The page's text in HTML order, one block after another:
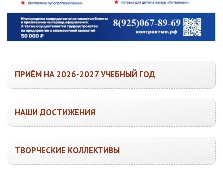
ПРИЁМ НА 2026-2027 УЧЕБНЫЙ ГОД
НАШИ ДОСТИЖЕНИЯ
ТВОРЧЕСКИЕ КОЛЛЕКТИВЫ